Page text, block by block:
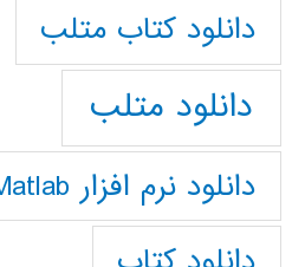
دانلود كتاب متلب
دانلود متلب
دانلود نرم افزار Matlab